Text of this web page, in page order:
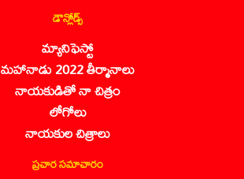
డౌన్లోడ్స్
మ్యానిఫెస్టో
మహానాడు 2022 తీర్మానాలు
నాయకుడితో నా చిత్రం
లోగోలు
నాయకుల చిత్రాలు
ప్రచార సమాచారం